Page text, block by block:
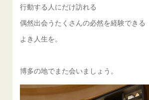
行動する人にだけ訪れる
偶然出会うたくさんの必然を経験できる
よき人生を。
博多の地でまた会いましょう。